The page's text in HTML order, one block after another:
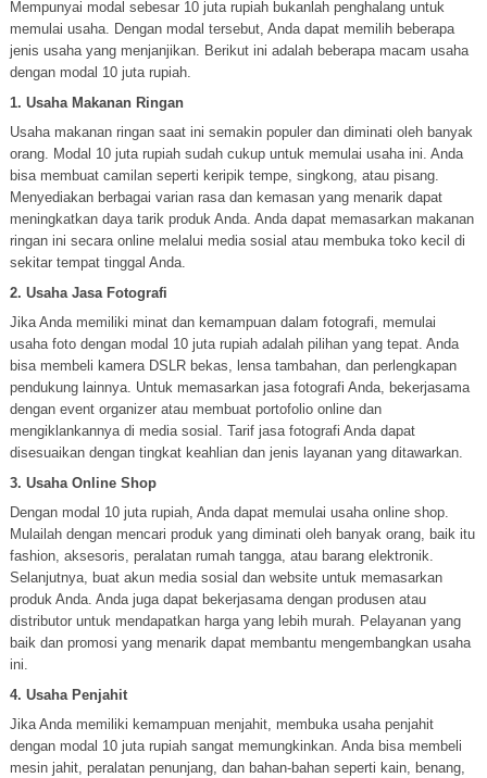
Mempunyai modal sebesar 10 juta rupiah bukanlah penghalang untuk
memulai usaha. Dengan modal tersebut, Anda dapat memilih beberapa
jenis usaha yang menjanjikan. Berikut ini adalah beberapa macam usaha
dengan modal 10 juta rupiah.
1. Usaha Makanan Ringan
Usaha makanan ringan saat ini semakin populer dan diminati oleh banyak
orang. Modal 10 juta rupiah sudah cukup untuk memulai usaha ini. Anda
bisa membuat camilan seperti keripik tempe, singkong, atau pisang.
Menyediakan berbagai varian rasa dan kemasan yang menarik dapat
meningkatkan daya tarik produk Anda. Anda dapat memasarkan makanan
ringan ini secara online melalui media sosial atau membuka toko kecil di
sekitar tempat tinggal Anda.
2. Usaha Jasa Fotografi
Jika Anda memiliki minat dan kemampuan dalam fotografi, memulai
usaha foto dengan modal 10 juta rupiah adalah pilihan yang tepat. Anda
bisa membeli kamera DSLR bekas, lensa tambahan, dan perlengkapan
pendukung lainnya. Untuk memasarkan jasa fotografi Anda, bekerjasama
dengan event organizer atau membuat portofolio online dan
mengiklankannya di media sosial. Tarif jasa fotografi Anda dapat
disesuaikan dengan tingkat keahlian dan jenis layanan yang ditawarkan.
3. Usaha Online Shop
Dengan modal 10 juta rupiah, Anda dapat memulai usaha online shop.
Mulailah dengan mencari produk yang diminati oleh banyak orang, baik itu
fashion, aksesoris, peralatan rumah tangga, atau barang elektronik.
Selanjutnya, buat akun media sosial dan website untuk memasarkan
produk Anda. Anda juga dapat bekerjasama dengan produsen atau
distributor untuk mendapatkan harga yang lebih murah. Pelayanan yang
baik dan promosi yang menarik dapat membantu mengembangkan usaha
ini.
4. Usaha Penjahit
Jika Anda memiliki kemampuan menjahit, membuka usaha penjahit
dengan modal 10 juta rupiah sangat memungkinkan. Anda bisa membeli
mesin jahit, peralatan penunjang, dan bahan-bahan seperti kain, benang,